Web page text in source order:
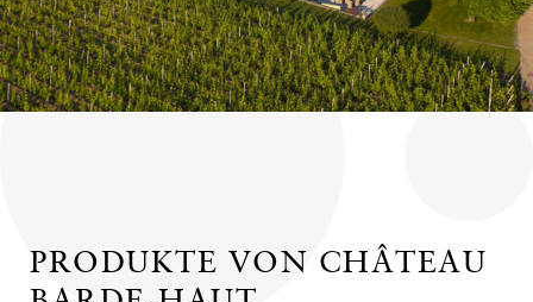
PRODUKTE VON CHÂTEAU